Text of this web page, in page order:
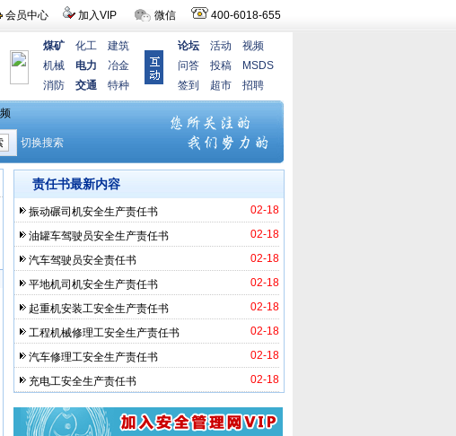
会员中心 加入VIP 微信 400-6018-655
煤矿 化工
建筑
机械
电力
冶金
消防
交通 特种
论坛 活动
视频
问答
投稿
MSDS
签到
超市 招聘
责任书最新内容
02-18
振动碾司机安全生产责任书
02-18
油罐车驾驶员安全生产责任书
02-18
汽车驾驶员安全责任书
02-18
平地机司机安全生产责任书
02-18
起重机安装工安全生产责任书
02-18
工程机械修理工安全生产责任书
02-18
汽车修理工安全生产责任书
02-18
充电工安全生产责任书